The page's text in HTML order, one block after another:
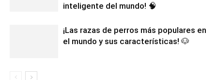
inteligente del mundo! 🧠
¡Las razas de perros más populares en
el mundo y sus características! 🐶